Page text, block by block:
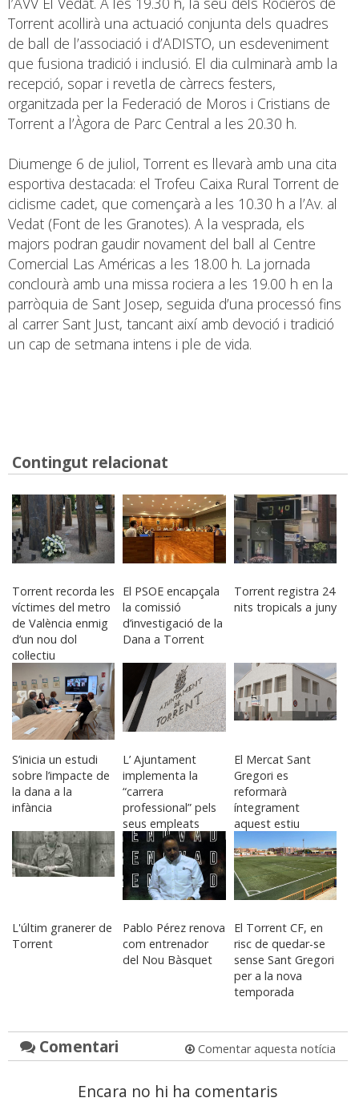
Torrent acollirà una actuació conjunta dels quadres
de ball de l’associació i d’ADISTO, un esdeveniment
que fusiona tradició i inclusió. El dia culminarà amb la
recepció, sopar i revetla de càrrecs festers,
organitzada per la Federació de Moros i Cristians de
Torrent a l’Àgora de Parc Central a les 20.30 h.
Diumenge 6 de juliol, Torrent es llevarà amb una cita
esportiva destacada: el Trofeu Caixa Rural Torrent de
ciclisme cadet, que començarà a les 10.30 h a l’Av. al
Vedat (Font de les Granotes). A la vesprada, els
majors podran gaudir novament del ball al Centre
Comercial Las Américas a les 18.00 h. La jornada
conclourà amb una missa rociera a les 19.00 h en la
parròquia de Sant Josep, seguida d’una processó fins
al carrer Sant Just, tancant així amb devoció i tradició
un cap de setmana intens i ple de vida.
Contingut relacionat
Torrent recorda les
víctimes del metro
de València enmig
d’un nou dol
col·lectiu
El PSOE encapçala
la comissió
d’investigació de la
Dana a Torrent
Torrent registra 24
nits tropicals a juny
S’inicia un estudi
sobre l’impacte de
la dana a la
infància
L’ Ajuntament
implementa la
“carrera
professional” pels
seus empleats
El Mercat Sant
Gregori es
reformarà
íntegrament
aquest estiu
L'últim granerer de
Torrent
Pablo Pérez renova
com entrenador
del Nou Bàsquet
El Torrent CF, en
risc de quedar-se
sense Sant Gregori
per a la nova
temporada
Comentari Comentar aquesta notícia
Encara no hi ha comentaris